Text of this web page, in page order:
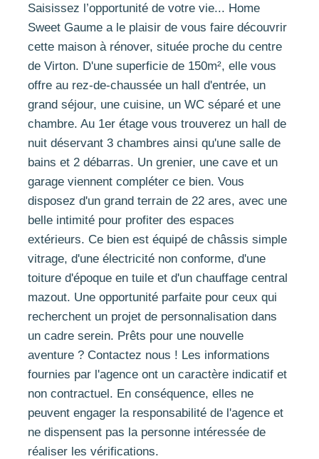
Saisissez l’opportunité de votre vie... Home
Sweet Gaume a le plaisir de vous faire découvrir
cette maison à rénover, située proche du centre
de Virton. D'une superficie de 150m², elle vous
offre au rez-de-chaussée un hall d'entrée, un
grand séjour, une cuisine, un WC séparé et une
chambre. Au 1er étage vous trouverez un hall de
nuit déservant 3 chambres ainsi qu'une salle de
bains et 2 débarras. Un grenier, une cave et un
garage viennent compléter ce bien. Vous
disposez d'un grand terrain de 22 ares, avec une
belle intimité pour profiter des espaces
extérieurs. Ce bien est équipé de châssis simple
vitrage, d'une électricité non conforme, d'une
toiture d'époque en tuile et d'un chauffage central
mazout. Une opportunité parfaite pour ceux qui
recherchent un projet de personnalisation dans
un cadre serein. Prêts pour une nouvelle
aventure ? Contactez nous ! Les informations
fournies par l'agence ont un caractère indicatif et
non contractuel. En conséquence, elles ne
peuvent engager la responsabilité de l'agence et
ne dispensent pas la personne intéressée de
réaliser les vérifications.